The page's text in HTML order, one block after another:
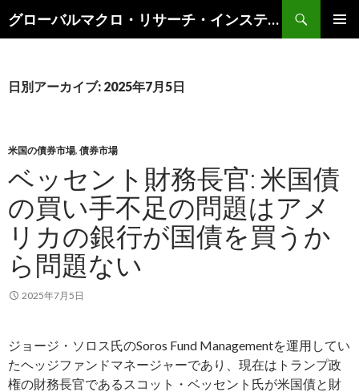
グローバルマクロ・リサーチ・インスティテュート
索
ン
キ
プ
日別アーカイブ: 2025年7月5日
米国の債券市場, 債券市場
ベッセント財務長官: 米国債
の買い手不足の問題はアメ
リカの銀行が国債を買うか
ら問題ない
2025年7月5日
ジョージ・ソロス氏のSoros Fund Managementを運用してい
たヘッジファンドマネージャーであり、現在はトランプ政
権の財務長官であるスコット・ベッセント氏が米国債と財